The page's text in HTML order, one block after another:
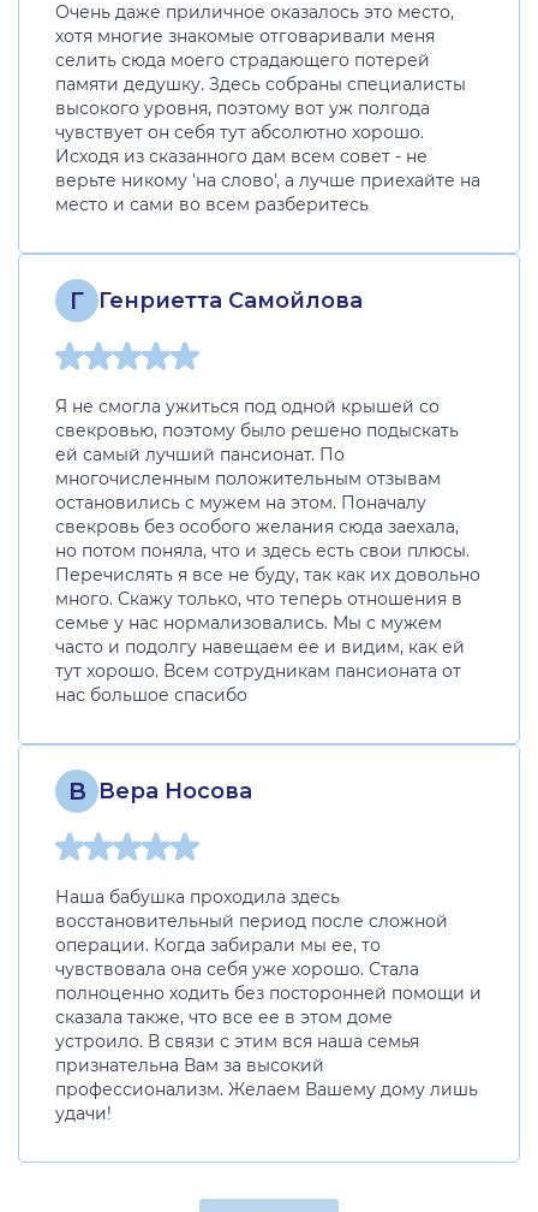
Очень даже приличное оказалось это место,
хотя многие знакомые отговаривали меня
селить сюда моего страдающего потерей
памяти дедушку. Здесь собраны специалисты
высокого уровня, поэтому вот уж полгода
чувствует он себя тут абсолютно хорошо.
Исходя из сказанного дам всем совет - не
верьте никому 'на слово', а лучше приехайте на
место и сами во всем разберитесь
Г Генриетта Самойлова
Я не смогла ужиться под одной крышей со
свекровью, поэтому было решено подыскать
ей самый лучший пансионат. По
многочисленным положительным отзывам
остановились с мужем на этом. Поначалу
свекровь без особого желания сюда заехала,
но потом поняла, что и здесь есть свои плюсы.
Перечислять я все не буду, так как их довольно
много. Скажу только, что теперь отношения в
семье у нас нормализовались. Мы с мужем
часто и подолгу навещаем ее и видим, как ей
тут хорошо. Всем сотрудникам пансионата от
нас большое спасибо
В Вера Носова
Наша бабушка проходила здесь
восстановительный период после сложной
операции. Когда забирали мы ее, то
чувствовала она себя уже хорошо. Стала
полноценно ходить без посторонней помощи и
сказала также, что все ее в этом доме
устроило. В связи с этим вся наша семья
признательна Вам за высокий
профессионализм. Желаем Вашему дому лишь
удачи!